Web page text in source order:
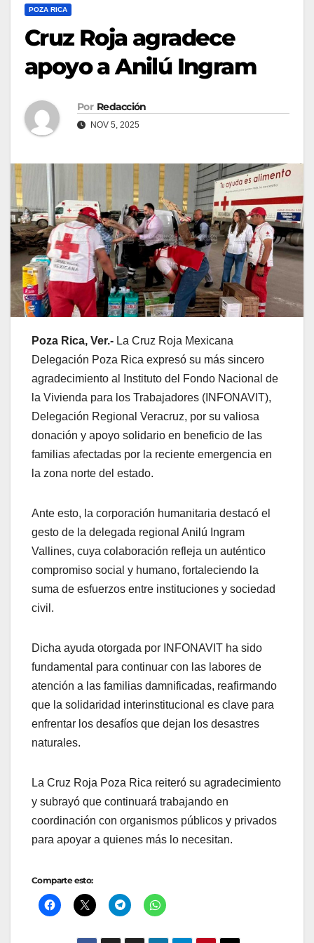
POZA RICA
Cruz Roja agradece
apoyo a Anilú Ingram
Por Redacción
NOV 5, 2025
Poza Rica, Ver.- La Cruz Roja Mexicana
Delegación Poza Rica expresó su más sincero
agradecimiento al Instituto del Fondo Nacional de
la Vivienda para los Trabajadores (INFONAVIT),
Delegación Regional Veracruz, por su valiosa
donación y apoyo solidario en beneficio de las
familias afectadas por la reciente emergencia en
la zona norte del estado.
Ante esto, la corporación humanitaria destacó el
gesto de la delegada regional Anilú Ingram
Vallines, cuya colaboración refleja un auténtico
compromiso social y humano, fortaleciendo la
suma de esfuerzos entre instituciones y sociedad
civil.
Dicha ayuda otorgada por INFONAVIT ha sido
fundamental para continuar con las labores de
atención a las familias damnificadas, reafirmando
que la solidaridad interinstitucional es clave para
enfrentar los desafíos que dejan los desastres
naturales.
La Cruz Roja Poza Rica reiteró su agradecimiento
y subrayó que continuará trabajando en
coordinación con organismos públicos y privados
para apoyar a quienes más lo necesitan.
Comparte esto: